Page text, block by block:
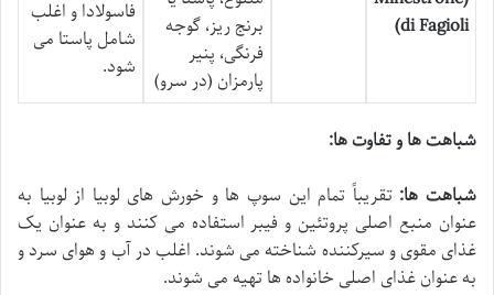
di Fagioli)
برنج ریز، گوجه
فرنگی، پنیر
پارمزان (در سرو)
فاسولادا و اغلب
شامل پاستا می
شود.
شباهت ها و تفاوت ها:
شباهت ها: تقریباً تمام این سوپ ها و خورش های لوبیا از لوبیا به
عنوان منبع اصلی پروتئین و فیبر استفاده می کنند و به عنوان یک
غذای مقوی و سیرکننده شناخته می شوند. اغلب در آب و هوای سرد و
به عنوان غذای اصلی خانواده ها تهیه می شوند.